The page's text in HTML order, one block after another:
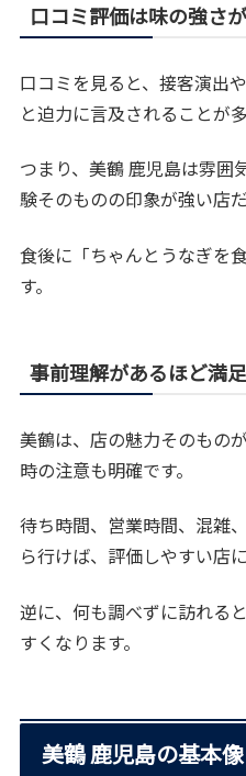
口コミ評価は味の強さ
口コミを見ると、接客演出
と迫力に言及されることが多
つまり、美鶴 鹿児島は雰囲
験そのものの印象が強い店
食後に「ちゃんとうなぎを
す。
事前理解があるほど満
美鶴は、店の魅力そのもの
時の注意も明確です。
待ち時間、営業時間、混雑
ら行けば、評価しやすい店に
逆に、何も調べずに訪れる
すくなります。
美鶴 鹿児島の基本